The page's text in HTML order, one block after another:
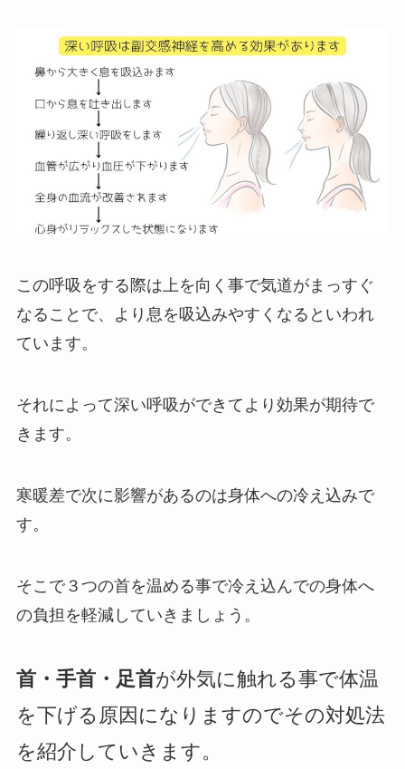
この呼吸をする際は上を向く事で気道がまっすぐ
なることで、より息を吸込みやすくなるといわれ
ています。
それによって深い呼吸ができてより効果が期待で
きます。
寒暖差で次に影響があるのは身体への冷え込みで
す。
そこで３つの首を温める事で冷え込んでの身体へ
の負担を軽減していきましょう。
首・手首・足首が外気に触れる事で体温
を下げる原因になりますのでその対処法
を紹介していきます。